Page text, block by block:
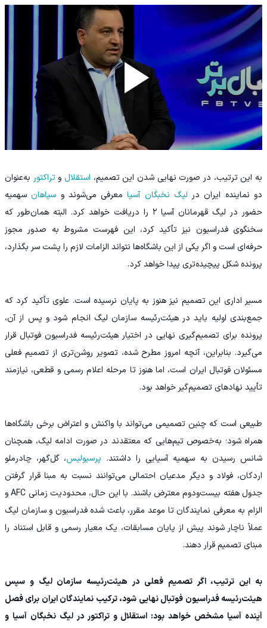
به این ترتیب، در صورت نهایی شدن این تصمیم، استقلال وتراکتور به‌عنوان
دو نماینده ایران در لیگ نخبگان آسیامعرفی می‌شوند و سپاهانسهمیه
حضور در لیگ قهرمانان آسیا ۲ را دریافت خواهد کرد. البته همان‌طور که
سخنگوی فدراسیون نیز تأکید کرد، این فهرست مشروط به صدور مجوز
حرفه‌ای است و اگر یکی از این باشگاه‌ها نتواند الزامات لازم را پشت سر بگذارد،
پرونده شکل پیچیده‌تری پیدا خواهد کرد.
مسیر اداری این تصمیم نیز هنوز به پایان نرسیده است. علوی تأکید کرد که
جمع‌بندی اولیه باید در هیئت‌رئیسه سازمان لیگ انجام شود و پس از آن،
پرونده برای تصمیم‌گیری نهایی در اختیار هیئت‌رئیسه فدراسیون فوتبال قرار
می‌گیرد. بنابراین، آنچه امروز مطرح شده، تصویر روشن‌تری از تصمیم فعلی
مسئولان فوتبال ایران است، اما هنوز تا مرحله اعلام رسمی و قطعی، نیازمند
تأیید نهادهای تصمیم‌گیر خواهد بود.
طبیعی است که چنین تصمیمی می‌تواند با واکنش و اعتراض برخی باشگاه‌ها
همراه شود؛ به‌خصوص تیم‌هایی که معتقدند در صورت ادامه لیگ، همچنان
شانس رسیدن به سهمیه آسیایی را داشتند. پرسپولیس، گل‌گهر، چادرملو
اردکان، فولاد و دیگر مدعیان احتمالی می‌توانند نسبت به مبنا قرار گرفتن
جدول هفته بیست‌ودوم معترض باشند. با این حال، محدودیت زمانی AFC و
الزام به معرفی نمایندگان تا موعد مقرر، باعث شده فدراسیون و سازمان لیگ
عملاً ناچار شوند پیش از پایان مسابقات، یک معیار رسمی و قابل استناد را
مبنای تصمیم قرار دهند.
به این ترتیب، اگر تصمیم فعلی در هیئت‌رئیسه سازمان لیگ و سپس
هیئت‌رئیسه فدراسیون فوتبال نهایی شود، ترکیب نمایندگان ایران برای فصل
آینده آسیا مشخص خواهد بود: استقلال و تراکتور در لیگ نخبگان آسیا و